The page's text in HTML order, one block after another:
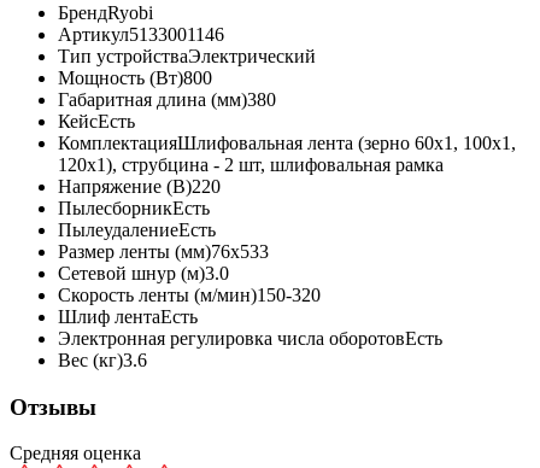
БрендRyobi
Артикул5133001146
Тип устройстваЭлектрический
Мощность (Вт)800
Габаритная длина (мм)380
КейсЕсть
КомплектацияШлифовальная лента (зерно 60х1, 100х1,
120х1), струбцина - 2 шт, шлифовальная рамка
Напряжение (В)220
ПылесборникЕсть
ПылеудалениеЕсть
Размер ленты (мм)76х533
Сетевой шнур (м)3.0
Скорость ленты (м/мин)150-320
Шлиф лентаЕсть
Электронная регулировка числа оборотовЕсть
Вес (кг)3.6
Отзывы
Средняя оценка